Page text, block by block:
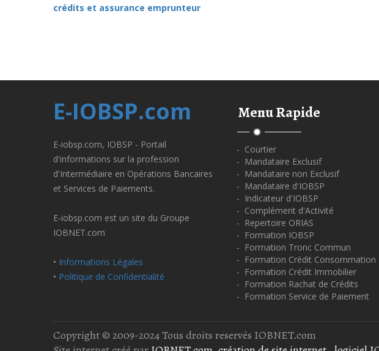
crédits et assurance emprunteur
E-IOBSP.com
E-iobsp.com, IOBSP - Portail
d'informations sur la profession
d'Intermédiaire en Opérations Bancaires
et Services de Paiements.
E-iobsp.com est un site du Groupe
IOBNET.com
• Informations Légales
• Politique de Confidentialité
Menu Rapide
- Courtier
- Mandataire Exclusif
- Mandataire non Exclusif
- Mandataire d'IOBSP
- Indicateur d'IOBSP
- Complément d'Activité
- Repertoire ORIAS
- Formation IOBSP
- Formation Tronc Commun
- Formation Crédit Consommation
- Formation Crédit Immobilier
- Formation Rachat de Crédits
- Formation Service de Paiement
Copyright © 2009-2024 Tous droits reservés IOBNET.com